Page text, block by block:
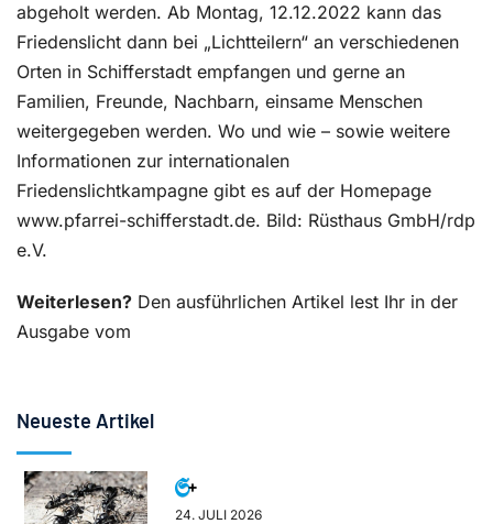
abgeholt werden. Ab Montag, 12.12.2022 kann das
Friedenslicht dann bei „Lichtteilern“ an verschiedenen
Orten in Schifferstadt empfangen und gerne an
Familien, Freunde, Nachbarn, einsame Menschen
weitergegeben werden. Wo und wie – sowie weitere
Informationen zur internationalen
Friedenslichtkampagne gibt es auf der Homepage
www.pfarrei-schifferstadt.de. Bild: Rüsthaus GmbH/rdp
e.V.
Weiterlesen? Den ausführlichen Artikel lest Ihr in der
Ausgabe vom
Neueste Artikel
24. JULI 2026